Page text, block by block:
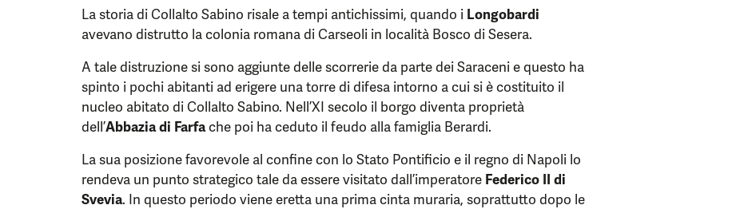
La storia di Collalto Sabino risale a tempi antichissimi, quando i Longobardi
avevano distrutto la colonia romana di Carseoli in località Bosco di Sesera.
A tale distruzione si sono aggiunte delle scorrerie da parte dei Saraceni e questo ha
spinto i pochi abitanti ad erigere una torre di difesa intorno a cui si è costituito il
nucleo abitato di Collalto Sabino. Nell’XI secolo il borgo diventa proprietà
dell’Abbazia di Farfache poi ha ceduto il feudo alla famiglia Berardi.
La sua posizione favorevole al confine con lo Stato Pontificio e il regno di Napoli lo
rendeva un punto strategico tale da essere visitato dall’imperatore Federico II di
Svevia. In questo periodo viene eretta una prima cinta muraria, soprattutto dopo le